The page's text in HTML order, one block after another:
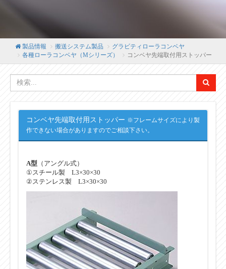
製品情報 搬送システム製品
グラビティローラコンベヤ
各種ローラコンベヤ（Mシリーズ）
コンベヤ先端取付用ストッパー
コンベヤ先端取付用ストッパー ※フレームサイズにより製
作できない場合がありますのでご相談下さい。
A型 （アングル式）
①スチール製 L3×30×30
②ステンレス製 L3×30×30